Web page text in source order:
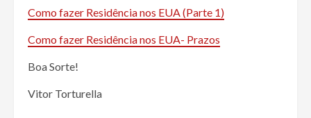
Como fazer Residência nos EUA (Parte 1)
Como fazer Residência nos EUA- Prazos
Boa Sorte!
Vitor Torturella